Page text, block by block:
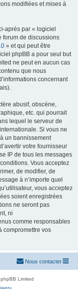
modifiées et mises à
après par « logiciel
forum de discussions
» et qui peut être
phpBB a pour seul but
ne peut en aucun cas
que nous
concernant
abusif, obscène,
etc. qui pourrait
lequel le serveur de
Si vous ne
un bannissement
votre fournisseur
IP de tous les messages
Vous acceptez
de modifier, de
à n’importe quel
vous acceptez
soient enregistrées
ne seront pas
ni
comme responsables
compromettre vos
Nous contacter
Limited